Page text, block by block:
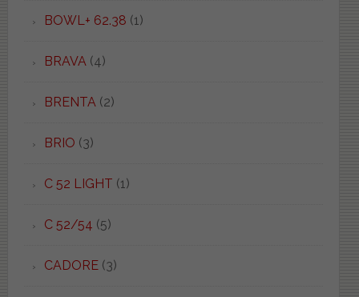
BOWL+ 62.38 (1)
BRAVA (4)
BRENTA (2)
BRIO (3)
C 52 LIGHT (1)
C 52/54 (5)
CADORE(3)